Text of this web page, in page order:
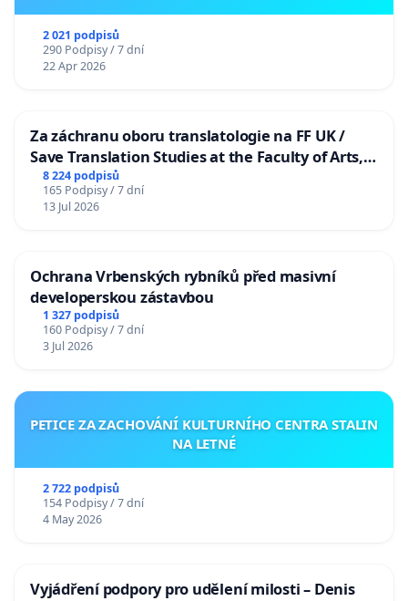
2 021 podpisů
290 Podpisy / 7 dní
22 Apr 2026
Za záchranu oboru translatologie na FF UK /
Save Translation Studies at the Faculty of Arts,
Charles University
8 224 podpisů
165 Podpisy / 7 dní
13 Jul 2026
Ochrana Vrbenských rybníků před masivní
developerskou zástavbou
1 327 podpisů
160 Podpisy / 7 dní
3 Jul 2026
PETICE ZA ZACHOVÁNÍ KULTURNÍHO CENTRA STALIN
NA LETNÉ
2 722 podpisů
154 Podpisy / 7 dní
4 May 2026
Vyjádření podpory pro udělení milosti – Denis